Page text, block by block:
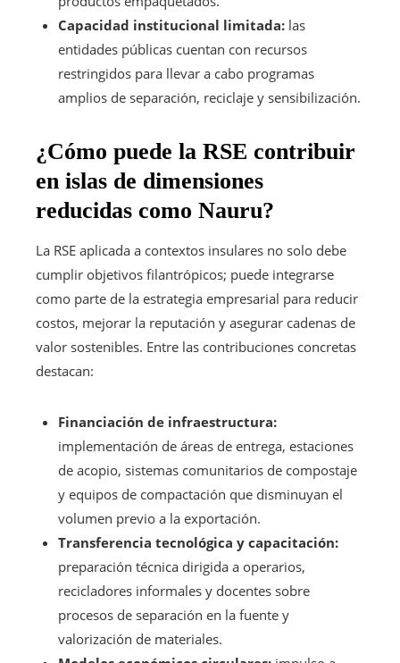
Capacidad institucional limitada: las
entidades públicas cuentan con recursos
restringidos para llevar a cabo programas
amplios de separación, reciclaje y sensibilización.
¿Cómo puede la RSE contribuir
en islas de dimensiones
reducidas como Nauru?
La RSE aplicada a contextos insulares no solo debe
cumplir objetivos filantrópicos; puede integrarse
como parte de la estrategia empresarial para reducir
costos, mejorar la reputación y asegurar cadenas de
valor sostenibles. Entre las contribuciones concretas
destacan:
Financiación de infraestructura:
implementación de áreas de entrega, estaciones
de acopio, sistemas comunitarios de compostaje
y equipos de compactación que disminuyan el
volumen previo a la exportación.
Transferencia tecnológica y capacitación:
preparación técnica dirigida a operarios,
recicladores informales y docentes sobre
procesos de separación en la fuente y
valorización de materiales.